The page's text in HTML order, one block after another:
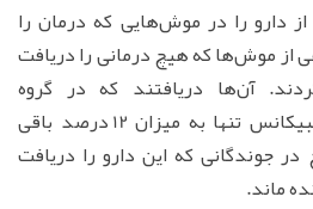
از دارو را در موش‌هایی که درمان را
از موش‌ها که هیچ درمانی را دریافت
آن‌ها دریافتند که در گروه
دفراسیروکس، کاندیدا آلبیکانس تنها به میزان 12 درصد باقی
در جوندگانی که این دارو را دریافت